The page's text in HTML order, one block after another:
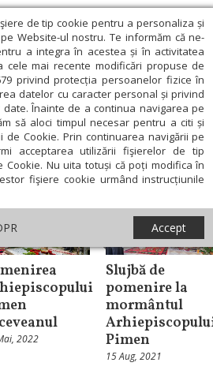
de tip cookie pentru a personaliza și
Website-ul nostru. Te informăm că ne-
a integra în acestea și în activitatea
cele mai recente modificări propuse de
privind protecția persoanelor fizice în
datelor cu caracter personal și privind
Înainte de a continua navigarea pe
să aloci timpul necesar pentru a citi și
de Cookie. Prin continuarea navigării pe
acceptarea utilizării fişierelor de tip
Cookie. Nu uita totuși că poți modifica în
fişiere cookie urmând instrucțiunile
Accept
Pimen
2022
Slujbă de
pomenire la
mormântul
Pimen
15 Aug, 2021